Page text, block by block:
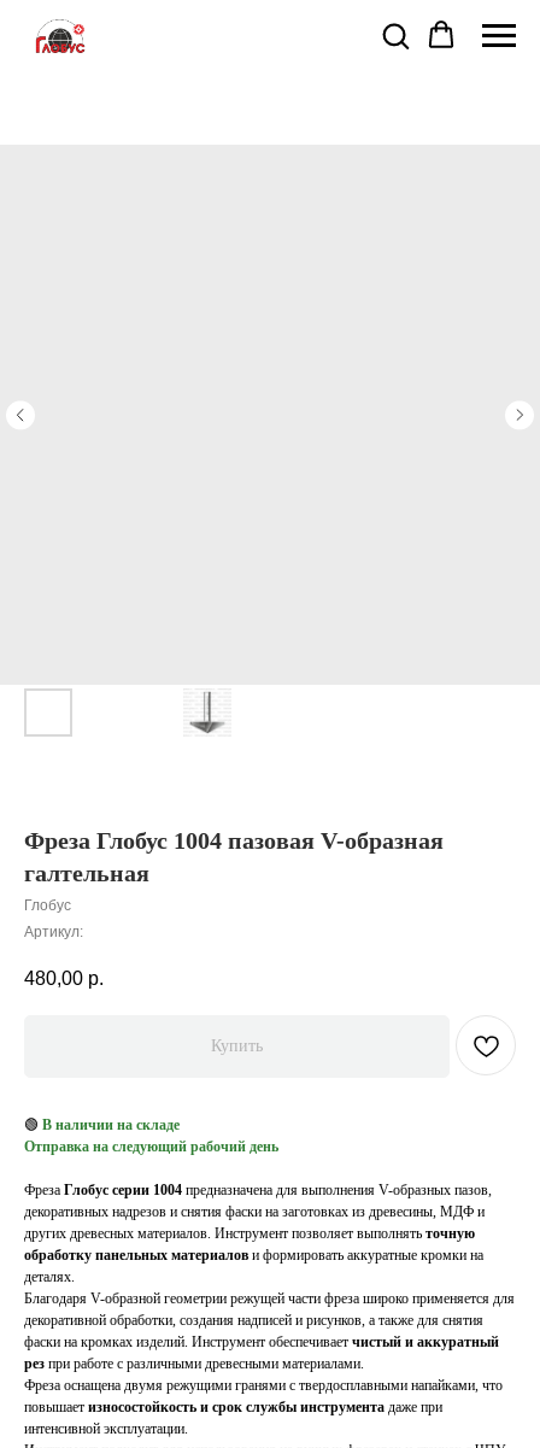
Фреза Глобус 1004 пазовая V-образная
галтельная
Глобус
Артикул:
480,00 р.
Купить
🟢 В наличии на складе
Отправка на следующий рабочий день
Фреза Глобус серии 1004 предназначена для выполнения V-образных пазов,
декоративных надрезов и снятия фаски на заготовках из древесины, МДФ и
других древесных материалов. Инструмент позволяет выполнять точную
обработку панельных материалов и формировать аккуратные кромки на
деталях.
Благодаря V-образной геометрии режущей части фреза широко применяется для
декоративной обработки, создания надписей и рисунков, а также для снятия
фаски на кромках изделий. Инструмент обеспечивает чистый и аккуратный
рез при работе с различными древесными материалами.
Фреза оснащена двумя режущими гранями с твердосплавными напайками, что
повышает износостойкость и срок службы инструмента даже при
интенсивной эксплуатации.